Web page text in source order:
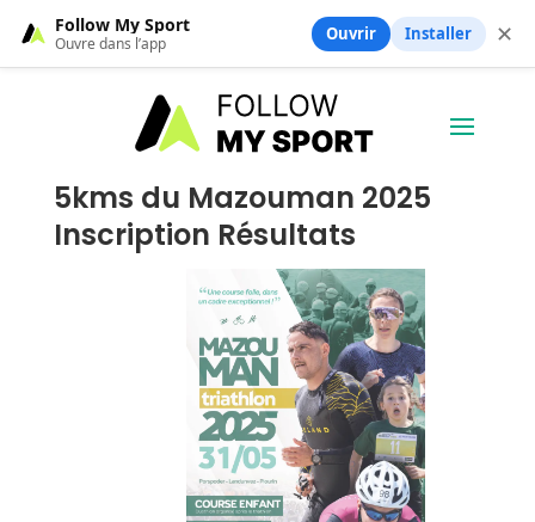
5kms du Mazouman 2025
Inscription Résultats
Follow My Sport
Ouvre dans l’app Ouvrir Installer ✕